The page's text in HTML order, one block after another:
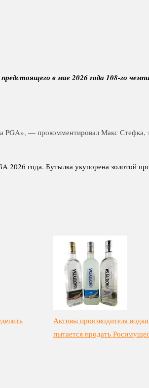
в мае 2026 года 108-го
PGA», — прокомментировал Макс Стефка,
2026 года. Бутылка укупорена золотой
Активы производителя
пытается продать